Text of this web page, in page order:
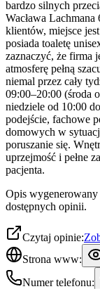
bardzo silnych
Wacława
klientów, miejsce
posiada toaletę
zaznaczyć, że firma
atmosferę pełną
niemal przez cały
09:00–20:00 (środa
niedziele od 10:00
podejście, fachowe
domowych w
poruszanie się.
uprzejmość i pełne
pacjenta.
Opis
dostępnych opinii.
Czytaj opinie:
Strona www:
Numer telefonu: